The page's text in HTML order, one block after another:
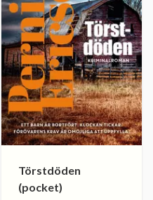
Törstdöden
(pocket)